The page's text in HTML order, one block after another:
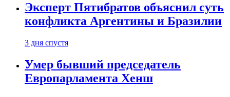
Эксперт Пятибратов объяснил суть
конфликта Аргентины и Бразилии
3 дня спустя
Умер бывший председатель
Европарламента Хенш